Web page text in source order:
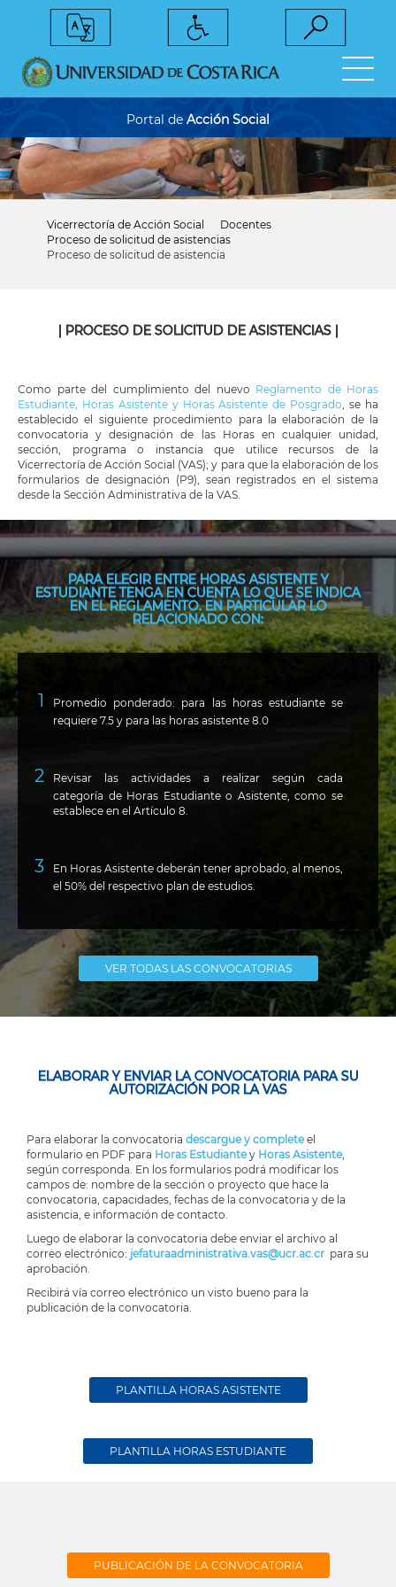
Portal de Acción Social
Sobrescribir
enlaces
navegación
Vicerrectoría de Acción Social
Docentes
Proceso de solicitud de asistencias
Proceso de solicitud de asistencia
| PROCESO DE SOLICITUD DE ASISTENCIAS |
Como parte del cumplimiento del nuevo Reglamento de Horas
Estudiante, Horas Asistente y Horas Asistente de Posgrado, se ha
establecido el siguiente procedimiento para la elaboración de la
convocatoria y designación de las Horas en cualquier unidad,
sección, programa o instancia que utilice recursos de la
Vicerrectoría de Acción Social (VAS); y para que la elaboración de los
formularios de designación (P9), sean registrados en el sistema
desde la Sección Administrativa de la VAS.
PARA ELEGIR ENTRE HORAS ASISTENTE Y
ESTUDIANTE TENGA EN CUENTA LO QUE SE INDICA
EN EL REGLAMENTO. EN PARTICULAR LO
RELACIONADO CON:
Promedio ponderado: para las horas estudiante se
requiere 7.5 y para las horas asistente 8.0
Revisar las actividades a realizar según cada
categoría de Horas Estudiante o Asistente, como se
establece en el Artículo 8.
En Horas Asistente deberán tener aprobado, al menos,
el 50% del respectivo plan de estudios.
VER TODAS LAS CONVOCATORIAS
ELABORAR Y ENVIAR LA CONVOCATORIA PARA SU
AUTORIZACIÓN POR LA VAS
Para elaborar la convocatoria descargue y completeel
formulario en PDF para Horas Estudiantey Horas Asistente,
según corresponda. En los formularios podrá modificar los
campos de: nombre de la sección o proyecto que hace la
convocatoria, capacidades, fechas de la convocatoria y de la
asistencia, e información de contacto.
Luego de elaborar la convocatoria debe enviar el archivo al
correo electrónico: jefaturaadministrativa.vas@ucr.ac.cr para su
aprobación.
Recibirá vía correo electrónico un visto bueno para la
publicación de la convocatoria.
PLANTILLA HORAS ASISTENTE
PLANTILLA HORAS ESTUDIANTE
PUBLICACIÓN DE LA CONVOCATORIA